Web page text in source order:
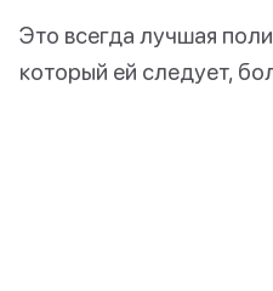
Это всегда лучшая
который ей следует,